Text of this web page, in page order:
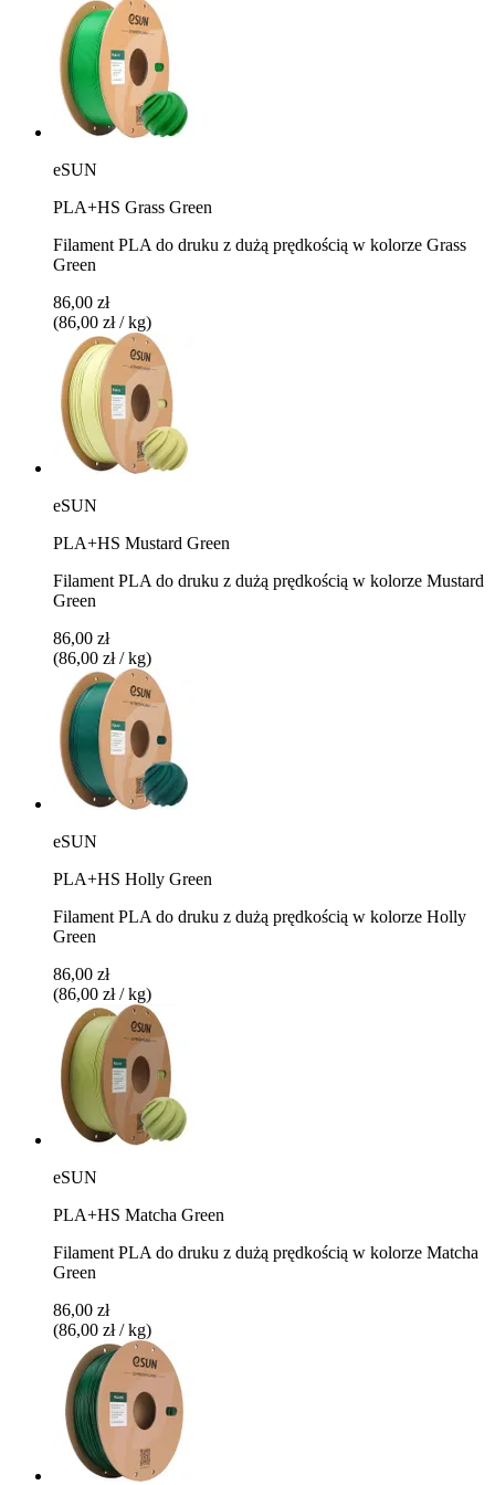
eSUN
PLA+HS Grass Green
Filament PLA do druku z dużą prędkością w kolorze Grass
Green
86,00 zł
(86,00 zł / kg)
eSUN
PLA+HS Mustard Green
Filament PLA do druku z dużą prędkością w kolorze Mustard
Green
86,00 zł
(86,00 zł / kg)
eSUN
PLA+HS Holly Green
Filament PLA do druku z dużą prędkością w kolorze Holly
Green
86,00 zł
(86,00 zł / kg)
eSUN
PLA+HS Matcha Green
Filament PLA do druku z dużą prędkością w kolorze Matcha
Green
86,00 zł
(86,00 zł / kg)